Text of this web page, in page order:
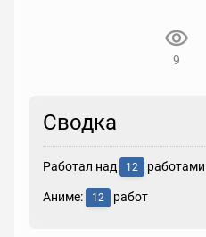
9
Сводка
Работал над 12 работами
Аниме: 12 работ